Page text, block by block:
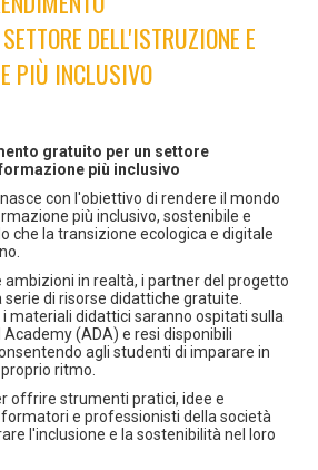
Ferrarese Informagiovani
SOCIALEDELL'ISTRUZIONE E
PIÙ INCLUSIVO
gratuito per un settore
più inclusivo
nasce con l'obiettivo di rendere il mondo
più inclusivo, sostenibile e
che la transizione ecologica e digitale
in realtà, i partner del progetto
di risorse didattiche gratuite.
i materiali didattici saranno ospitati sulla
(ADA) e resi disponibili
agli studenti di imparare in
ritmo.
offrire strumenti pratici, idee e
e professionisti della società
l'inclusione e la sostenibilità nel loro